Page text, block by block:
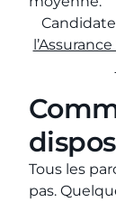
Tous les
pas.